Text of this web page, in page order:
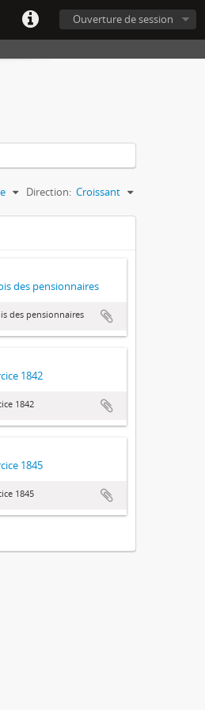
Ouverture de session
Direction: Croissant
des pensionnaires
des pensionnaires
1842
1842
1845
1845